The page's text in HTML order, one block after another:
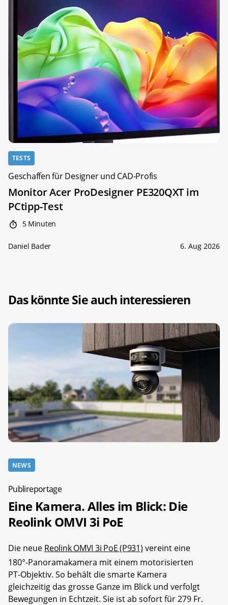
TESTS
Geschaffen für Designer und CAD-Profis
Monitor Acer ProDesigner PE320QXT im
PCtipp-Test
5 Minuten
Daniel Bader 6. Aug 2026
Das könnte Sie auch interessieren
NEWS
Publireportage
Eine Kamera. Alles im Blick: Die
Reolink OMVI 3i PoE
Die neue Reolink OMVI 3i PoE (P931) vereint eine
180°-Panoramakamera mit einem motorisierten
PT-Objektiv. So behält die smarte Kamera
gleichzeitig das grosse Ganze im Blick und verfolgt
Bewegungen in Echtzeit. Sie ist ab sofort für 279 Fr.